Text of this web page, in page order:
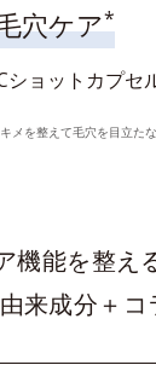
穴ケア*
ショットカプセ
メを整えて毛穴を目立たな
機能を整え
来成分＋コ